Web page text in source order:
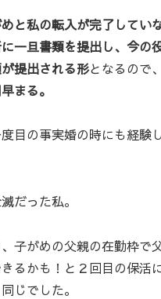
と私の転入が完了してい
一旦書類を提出し、今の
提出される形となるので
まる。
目の事実婚の時にも経験
だった私。
子がめの父親の在勤枠で
るかも！と２回目の保活
じでした。